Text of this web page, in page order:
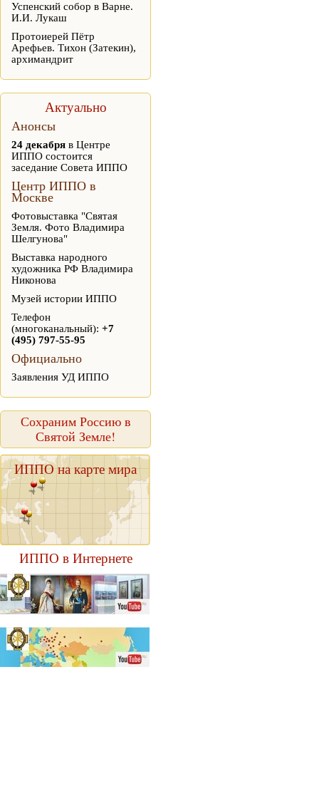
Успенский собор в Варне.
И.И. Лукаш
Протоиерей Пётр
Арефьев. Тихон (Затекин),
архимандрит
Актуально
Анонсы
24 декабря в Центре
ИППО состоится
заседание Совета ИППО
Центр ИППО в
Москве
Фотовыставка "Святая
Земля. Фото Владимира
Шелгунова"
Выставка народного
художника РФ Владимира
Никонова
Музей истории ИППО
Телефон
(многоканальный): +7
(495) 797-55-95
Официально
Заявления УД ИППО
Сохраним Россию в
Святой Земле!
ИППО на карте мира
ИППО в Интернете